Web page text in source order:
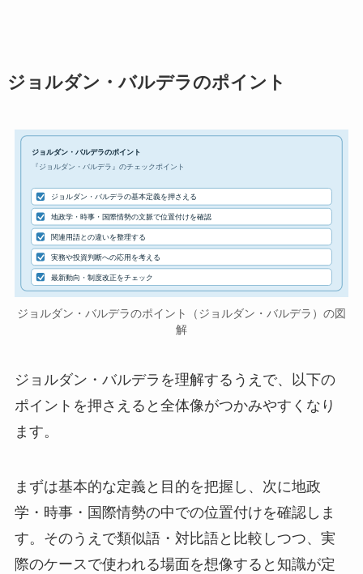
ジョルダン・バルデラのポイント
ジョルダン・バルデラのポイント
『ジョルダン・バルデラ』のチェックポイント
ジョルダン・バルデラの基本定義を押さえる
地政学・時事・国際情勢の文脈で位置付けを確認
関連用語との違いを整理する
実務や投資判断への応用を考える
最新動向・制度改正をチェック
ジョルダン・バルデラのポイント（ジョルダン・バルデラ）の図
解
ジョルダン・バルデラを理解するうえで、以下の
ポイントを押さえると全体像がつかみやすくなり
ます。
まずは基本的な定義と目的を把握し、次に地政
学・時事・国際情勢の中での位置付けを確認しま
す。そのうえで類似語・対比語と比較しつつ、実
際のケースで使われる場面を想像すると知識が定